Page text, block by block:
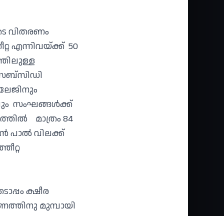
വിതരണം
എന്നിവയ്ക്ക് 50
സബ്‌സിഡി
സംഘങ്ങള്‍ക്ക്
മാത്രം 84
പാൽ വിലക്ക്
ക്ഷീര
മുമ്പായി